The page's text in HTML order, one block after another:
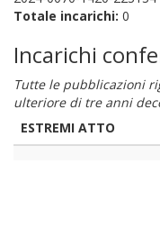
Totale incarichi: 0
Incarichi
Tutte le pubblicazioni
ulteriore di tre anni
ESTREMI ATTO